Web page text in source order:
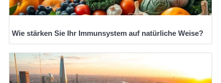
Wie stärken Sie Ihr Immunsystem auf natürliche Weise?